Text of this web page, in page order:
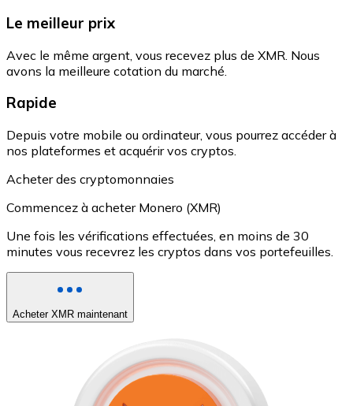
Le meilleur prix
Avec le même argent, vous recevez plus de XMR. Nous
avons la meilleure cotation du marché.
Rapide
Depuis votre mobile ou ordinateur, vous pourrez accéder à
nos plateformes et acquérir vos cryptos.
Acheter des cryptomonnaies
Commencez à acheter Monero (XMR)
Une fois les vérifications effectuées, en moins de 30
minutes vous recevrez les cryptos dans vos portefeuilles.
Acheter XMR maintenant